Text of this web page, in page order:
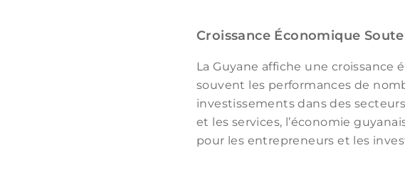
Croissance Économique
La Guyane affiche une croissance
souvent les performances de
investissements dans des
et les services, l’économie
pour les entrepreneurs et les